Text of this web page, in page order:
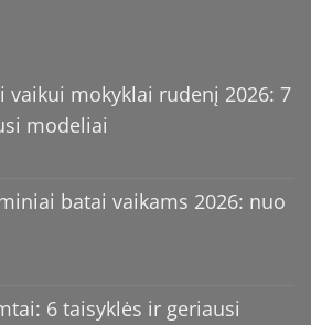
vaikui mokyklai rudenį 2026: 7
modeliai
batai vaikams 2026: nuo
6 taisyklės ir geriausi